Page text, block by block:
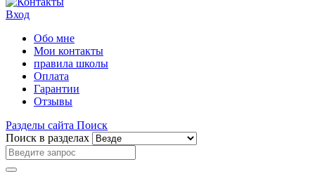
Вход
Обо мне
Мои контакты
правила школы
Оплата
Гарантии
Отзывы
Разделы сайта Поиск
Поиск в разделах